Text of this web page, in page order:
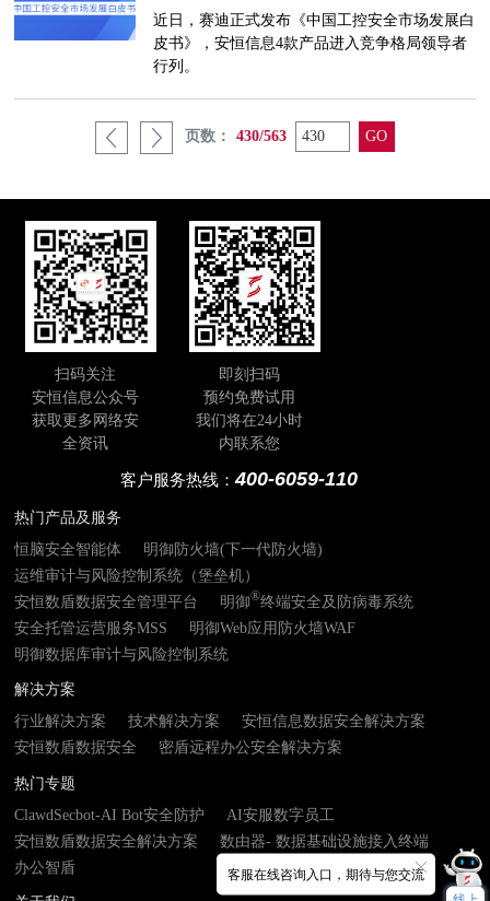
近日，赛迪正式发布《中国工控安全市场发展白
皮书》，安恒信息4款产品进入竞争格局领导者
行列。
页数： 430/563
扫码关注
安恒信息公众号
获取更多网络安
全资讯
即刻扫码
预约免费试用
我们将在24小时
内联系您
客户服务热线：400-6059-110
热门产品及服务
恒脑安全智能体
明御防火墙(下一代防火墙)
运维审计与风险控制系统（堡垒机）
安恒数盾数据安全管理平台
明御®终端安全及防病毒系统
安全托管运营服务MSS
明御Web应用防火墙WAF
明御数据库审计与风险控制系统
解决方案
行业解决方案
技术解决方案
安恒信息数据安全解决方案
安恒数盾数据安全
密盾远程办公安全解决方案
热门专题
ClawdSecbot-AI Bot安全防护
AI安服数字员工
安恒数盾数据安全解决方案
数由器- 数据基础设施接入终端
办公智盾
客服在线咨询入口，期待与您交流